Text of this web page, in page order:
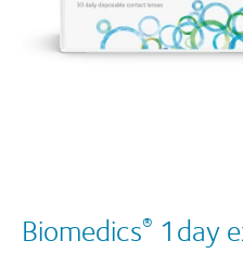
Biomedics® 1day